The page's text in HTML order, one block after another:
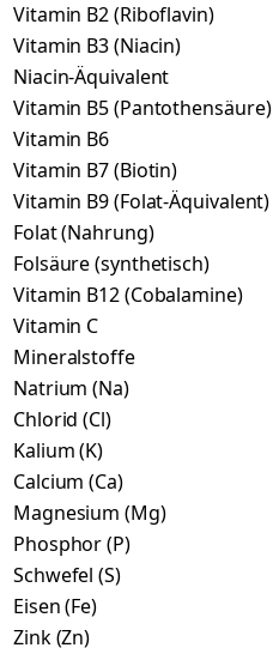
Vitamin B2 (Riboflavin)
Vitamin B3 (Niacin)
Niacin-Äquivalent
Vitamin B5 (Pantothensäure)
Vitamin B6
Vitamin B7 (Biotin)
Vitamin B9 (Folat-Äquivalent)
Folat (Nahrung)
Folsäure (synthetisch)
Vitamin B12 (Cobalamine)
Vitamin C
Mineralstoffe
Natrium (Na)
Chlorid (Cl)
Kalium (K)
Calcium (Ca)
Magnesium (Mg)
Phosphor (P)
Schwefel (S)
Eisen (Fe)
Zink (Zn)